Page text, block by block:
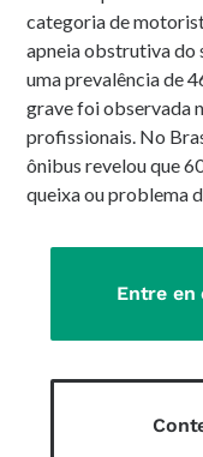
categoria de
apneia obstrutiva do
uma prevalência de
grave foi observada
profissionais. No
ônibus revelou que
queixa ou problema
Entre en